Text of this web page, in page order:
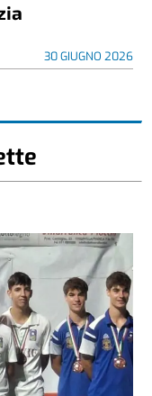
30 GIUGNO 2026